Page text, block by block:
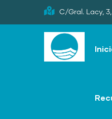
to
C/Gral. Lacy,